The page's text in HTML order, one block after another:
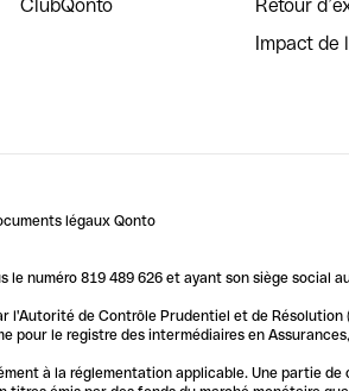
ClubQonto
Retour
Impact de
légaux Qonto
numéro 819 489 626 et ayant son siège social
de Contrôle Prudentiel et de
pour le registre des intermédiaires en
à la réglementation applicable. Une partie